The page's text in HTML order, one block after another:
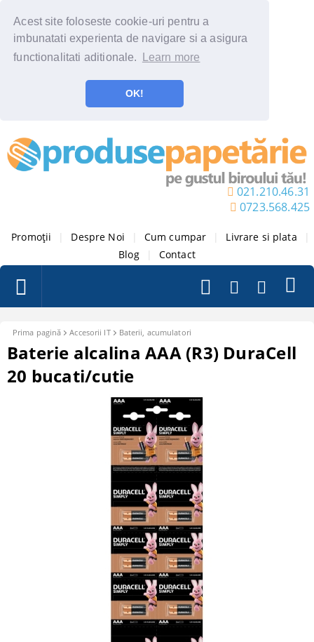
Acest site foloseste cookie-uri pentru a
imbunatati experienta de navigare si a asigura
functionalitati aditionale.
Learn more
OK!
021.210.46.31
0723.568.425
Promoții Despre Noi Cum cumpar Livrare si plata
Blog
Contact
Prima pagină Accesorii IT Baterii, acumulatori
Baterie alcalina AAA (R3) DuraCell
20 bucati/cutie